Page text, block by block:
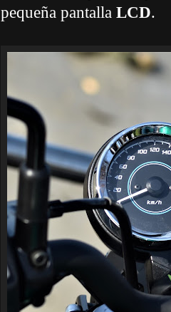
pequeña pantalla LCD.